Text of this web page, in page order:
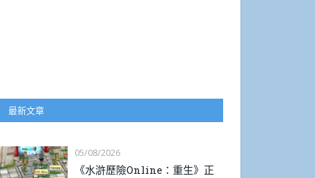
最新文章
05/08/2026
《水滸歷險Online：重生》正